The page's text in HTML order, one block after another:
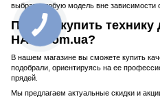
выбрать любую модель вне зависимости
Почему купить технику
HAIR.com.ua?
В нашем магазине вы сможете купить
подобрали, ориентируясь на ее
прядей.
Мы предлагаем актуальные скидки и